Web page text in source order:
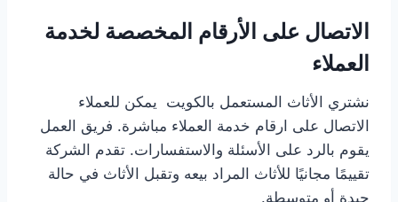
الاتصال على الأرقام المخصصة لخدمة
العملاء
نشتري الأثاث المستعمل بالكويت يمكن للعملاء
الاتصال على ارقام خدمة العملاء مباشرة. فريق العمل
يقوم بالرد على الأسئلة والاستفسارات. تقدم الشركة
تقييمًا مجانيًا للأثاث المراد بيعه وتقبل الأثاث في حالة
جيدة أو متوسطة.